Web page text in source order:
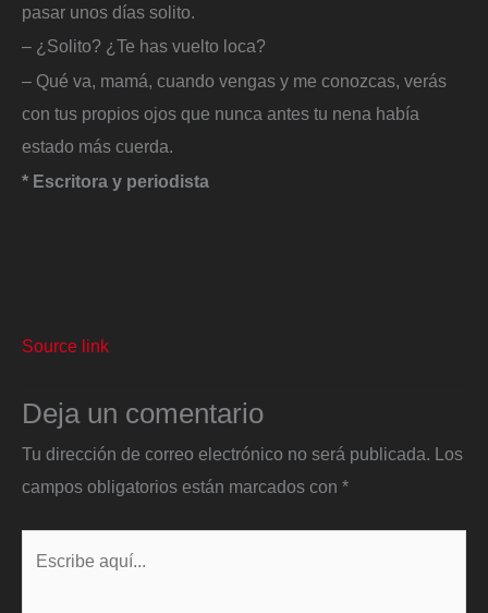
pasar unos días solito.
– ¿Solito? ¿Te has vuelto loca?
– Qué va, mamá, cuando vengas y me conozcas, verás
con tus propios ojos que nunca antes tu nena había
estado más cuerda.
* Escritora y periodista
Source link
Deja un comentario
Tu dirección de correo electrónico no será publicada. Los
campos obligatorios están marcados con *